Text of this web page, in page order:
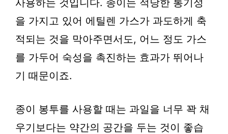
사용하는 것입니다. 종이는 적당한 통기성
을 가지고 있어 에틸렌 가스가 과도하게 축
적되는 것을 막아주면서도, 어느 정도 가스
를 가두어 숙성을 촉진하는 효과가 뛰어나
기 때문이죠.
종이 봉투를 사용할 때는 과일을 너무 꽉 채
우기보다는 약간의 공간을 두는 것이 좋습